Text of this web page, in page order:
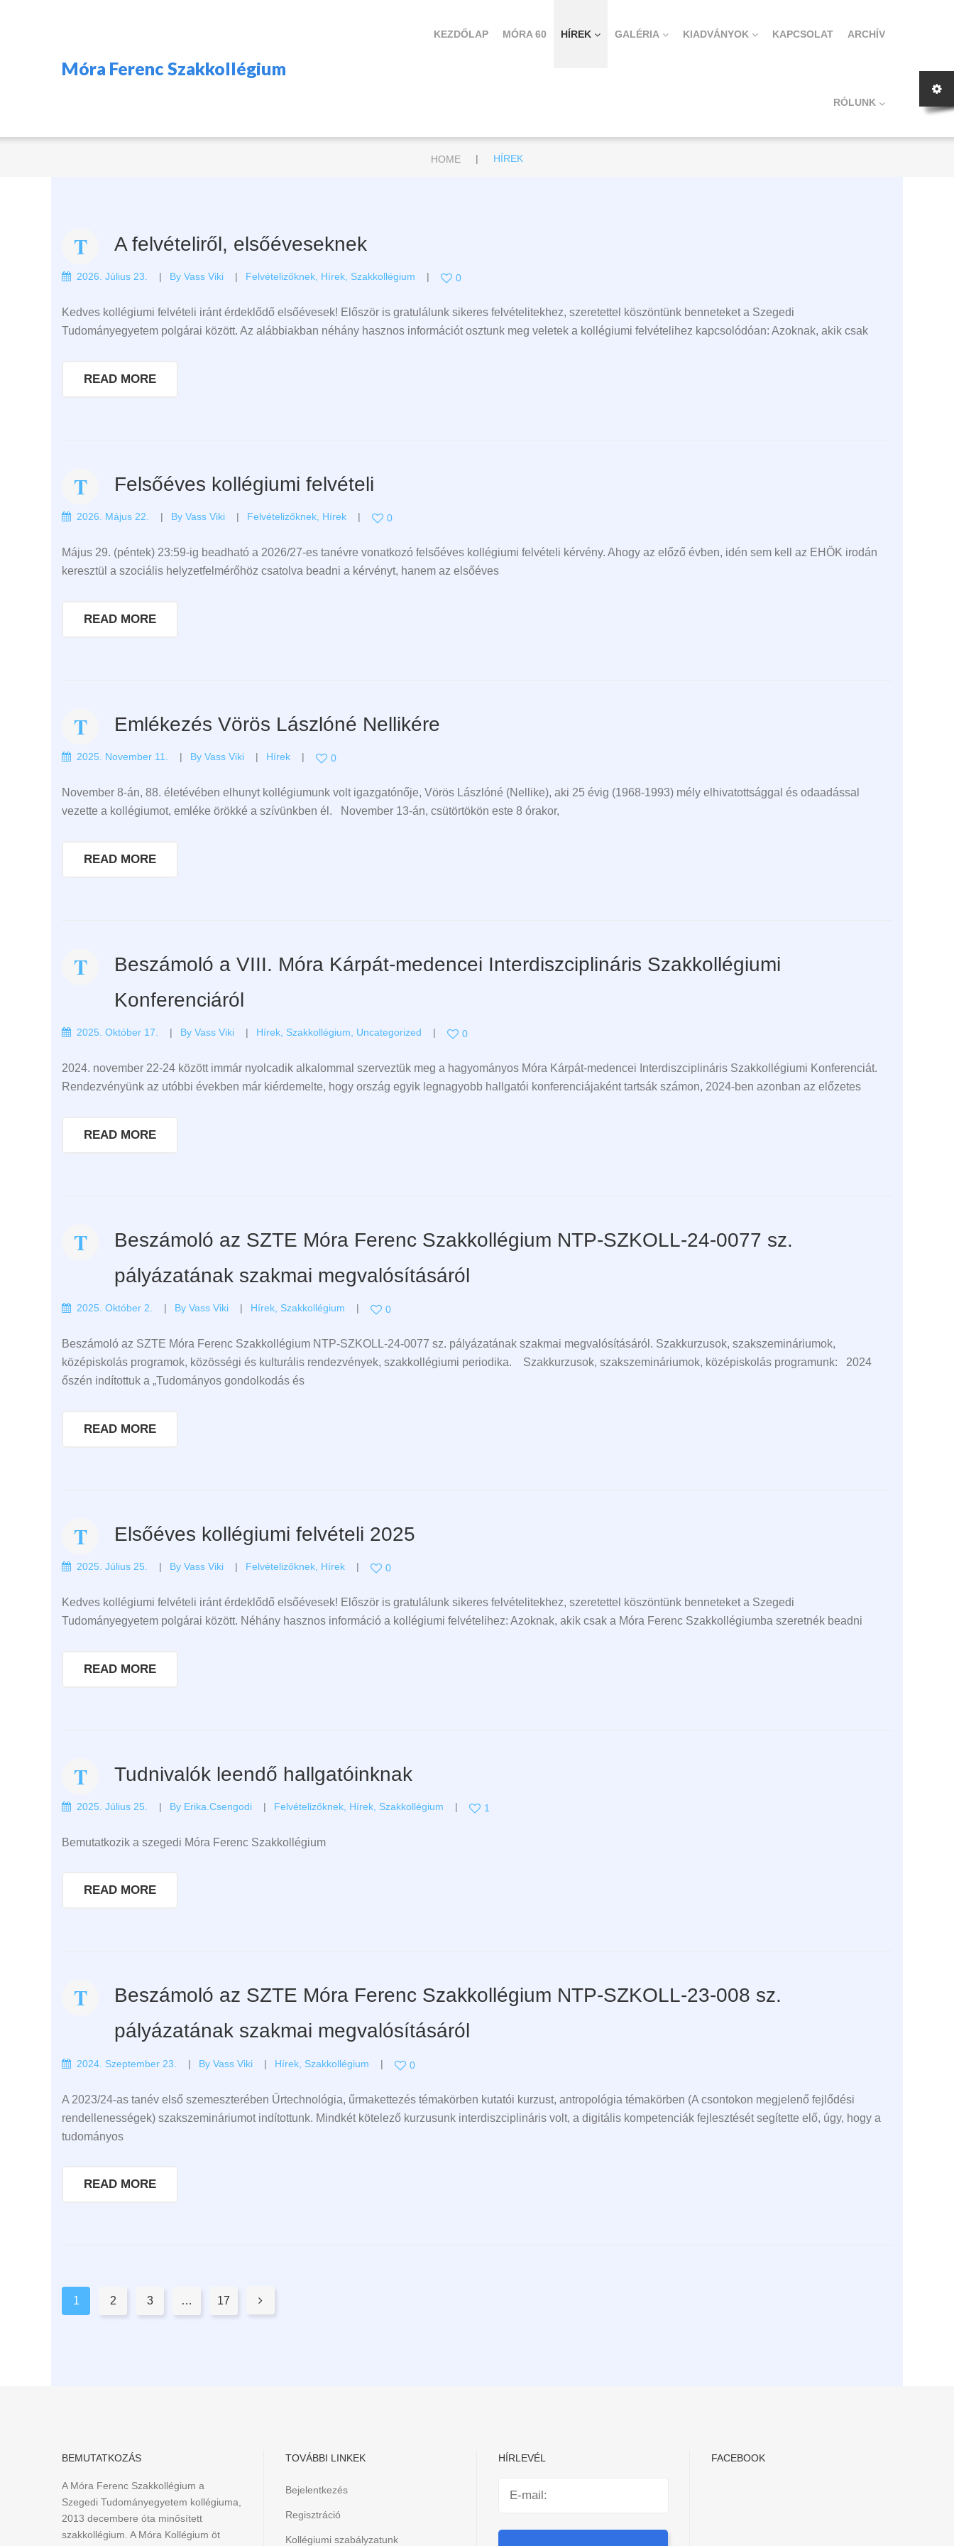
Móra Ferenc Szakkollégium
KEZDŐLAP MÓRA 60 HÍREK GALÉRIA KIADVÁNYOK KAPCSOLAT ARCHÍV
RÓLUNK
HOME | HÍREK
A felvételiről, elsőéveseknek
2026. Július 23. By Vass Viki Felvételizőknek Hírek Szakkollégium 0
Kedves kollégiumi felvételi iránt érdeklődő elsőévesek! Először is gratulálunk sikeres felvételitekhez, szeretettel köszöntünk benneteket a Szegedi
Tudományegyetem polgárai között. Az alábbiakban néhány hasznos információt osztunk meg veletek a kollégiumi felvételihez kapcsolódóan: Azoknak, akik csak
READ MORE
Felsőéves kollégiumi felvételi
2026. Május 22. By Vass Viki Felvételizőknek Hírek 0
Május 29. (péntek) 23:59-ig beadható a 2026/27-es tanévre vonatkozó felsőéves kollégiumi felvételi kérvény. Ahogy az előző évben, idén sem kell az EHÖK irodán
keresztül a szociális helyzetfelmérőhöz csatolva beadni a kérvényt, hanem az elsőéves
READ MORE
Emlékezés Vörös Lászlóné Nellikére
2025. November 11. By Vass Viki Hírek 0
November 8-án, 88. életévében elhunyt kollégiumunk volt igazgatónője, Vörös Lászlóné (Nellike), aki 25 évig (1968-1993) mély elhivatottsággal és odaadással
vezette a kollégiumot, emléke örökké a szívünkben él. November 13-án, csütörtökön este 8 órakor,
READ MORE
Beszámoló a VIII. Móra Kárpát-medencei Interdiszciplináris Szakkollégiumi
Konferenciáról
2025. Október 17. By Vass Viki Hírek Szakkollégium Uncategorized 0
2024. november 22-24 között immár nyolcadik alkalommal szerveztük meg a hagyományos Móra Kárpát-medencei Interdiszciplináris Szakkollégiumi Konferenciát.
Rendezvényünk az utóbbi években már kiérdemelte, hogy ország egyik legnagyobb hallgatói konferenciájaként tartsák számon, 2024-ben azonban az előzetes
READ MORE
Beszámoló az SZTE Móra Ferenc Szakkollégium NTP-SZKOLL-24-0077 sz.
pályázatának szakmai megvalósításáról
2025. Október 2. By Vass Viki Hírek Szakkollégium 0
Beszámoló az SZTE Móra Ferenc Szakkollégium NTP-SZKOLL-24-0077 sz. pályázatának szakmai megvalósításáról. Szakkurzusok, szakszemináriumok,
középiskolás programok, közösségi és kulturális rendezvények, szakkollégiumi periodika. Szakkurzusok, szakszemináriumok, középiskolás programunk: 2024
őszén indítottuk a „Tudományos gondolkodás és
READ MORE
Elsőéves kollégiumi felvételi 2025
2025. Július 25. By Vass Viki Felvételizőknek Hírek 0
Kedves kollégiumi felvételi iránt érdeklődő elsőévesek! Először is gratulálunk sikeres felvételitekhez, szeretettel köszöntünk benneteket a Szegedi
Tudományegyetem polgárai között. Néhány hasznos információ a kollégiumi felvételihez: Azoknak, akik csak a Móra Ferenc Szakkollégiumba szeretnék beadni
READ MORE
Tudnivalók leendő hallgatóinknak
2025. Július 25. By Erika.csengodi Felvételizőknek Hírek Szakkollégium 1
Bemutatkozik a szegedi Móra Ferenc Szakkollégium
READ MORE
Beszámoló az SZTE Móra Ferenc Szakkollégium NTP-SZKOLL-23-008 sz.
pályázatának szakmai megvalósításáról
2024. Szeptember 23. By Vass Viki Hírek Szakkollégium 0
A 2023/24-as tanév első szemeszterében Űrtechnológia, űrmakettezés témakörben kutatói kurzust, antropológia témakörben (A csontokon megjelenő fejlődési
rendellenességek) szakszemináriumot indítottunk. Mindkét kötelező kurzusunk interdiszciplináris volt, a digitális kompetenciák fejlesztését segítette elő, úgy, hogy a
tudományos
READ MORE
Pages:
1 2 3 … 17 
BEMUTATKOZÁS
A Móra Ferenc Szakkollégium a
Szegedi Tudományegyetem kollégiuma,
2013 decembere óta minősített
szakkollégium. A Móra Kollégium öt
TOVÁBBI LINKEK
Bejelentkezés
Regisztráció
Kollégiumi szabályzatunk
HÍRLEVÉL FACEBOOK